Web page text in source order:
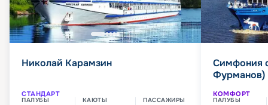
Николай Карамзин
СТАНДАРТ
ПАЛУБЫ КАЮТЫ ПАССАЖИРЫ
Симфония
Фурманов)
КОМФОРТ
ПАЛУБЫ